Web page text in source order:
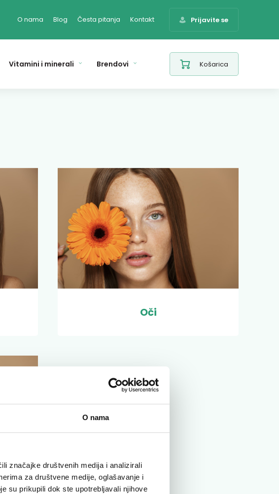
O nama
značajke društvenih medija i analizirali
za društvene medije, oglašavanje i
su prikupili dok ste upotrebljavali njihove
O nama Blog Česta pitanja Kontakt Prijavite se
Vitamini i minerali Brendovi Košarica
Oči